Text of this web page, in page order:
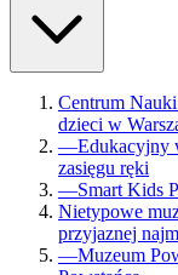
Centrum
dzieci w
—Edukacyjny
zasięgu ręki
—Smart Kids
Nietypowe
przyjaznej
—Muzeum